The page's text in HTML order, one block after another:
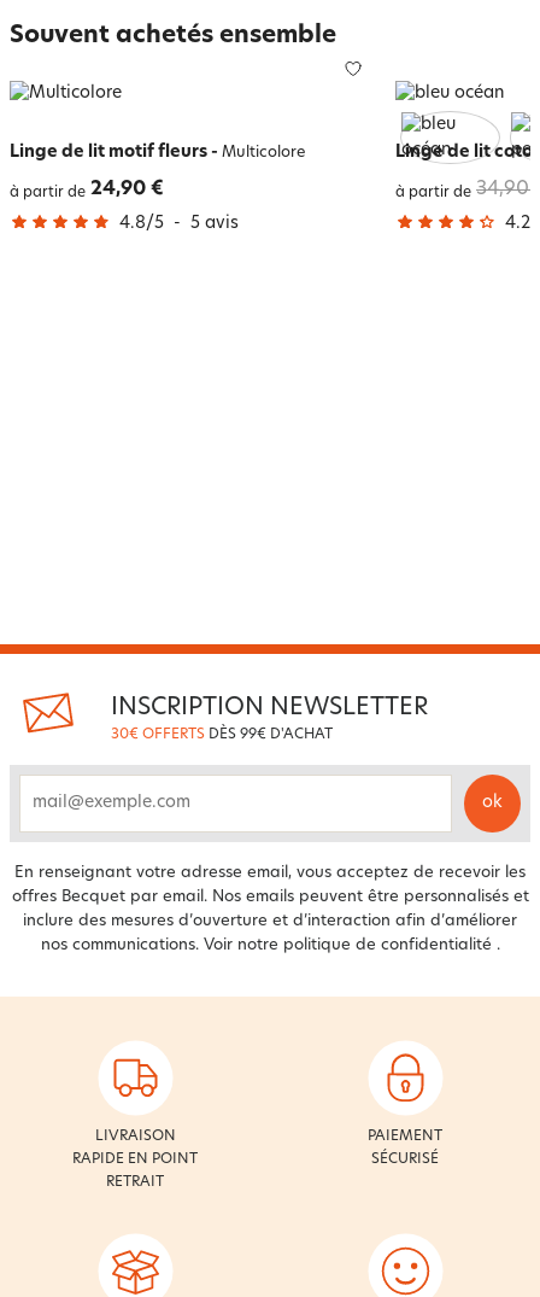
Souvent achetés ensemble
Linge de lit motif fleurs - Multicolore
à partir de 24,90 €
4.8/5 - 5 avis
Linge de lit
à partir de 34,90
4.2
INSCRIPTION NEWSLETTER
30€ OFFERTS DÈS 99€ D'ACHAT
ok
En renseignant votre adresse email, vous acceptez de recevoir les
offres Becquet par email. Nos emails peuvent être personnalisés et
inclure des mesures d’ouverture et d’interaction afin d’améliorer
nos communications. Voir notre politique de confidentialité .
LIVRAISON
RAPIDE EN POINT
RETRAIT
PAIEMENT
SÉCURISÉ